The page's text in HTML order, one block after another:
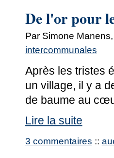
De l'or pour
Par Simone
intercommunales
Après les tristes
un village, il y a
de baume au
Lire la suite
3 commentaires ::